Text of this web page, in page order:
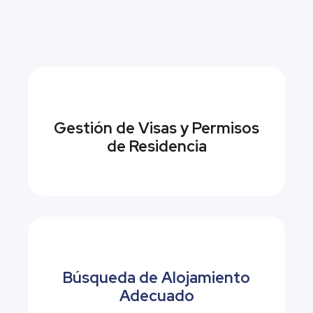
Gestión de Visas y Permisos
de Residencia
Búsqueda de Alojamiento
Adecuado